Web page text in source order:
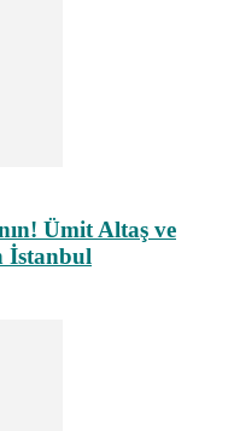
Ümit Altaş ve
İstanbul